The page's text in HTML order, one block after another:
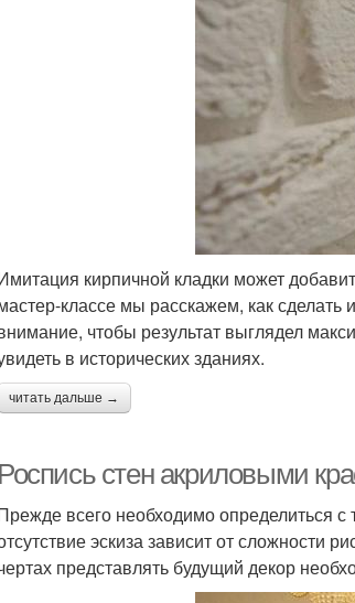
кирпичной кладки может
классе мы расскажем, как
чтобы результат выглядел
в исторических зданиях.
читать дальше →
Роспись стен акриловыми
всего необходимо определиться с
эскиза зависит от сложности
представлять будущий декор